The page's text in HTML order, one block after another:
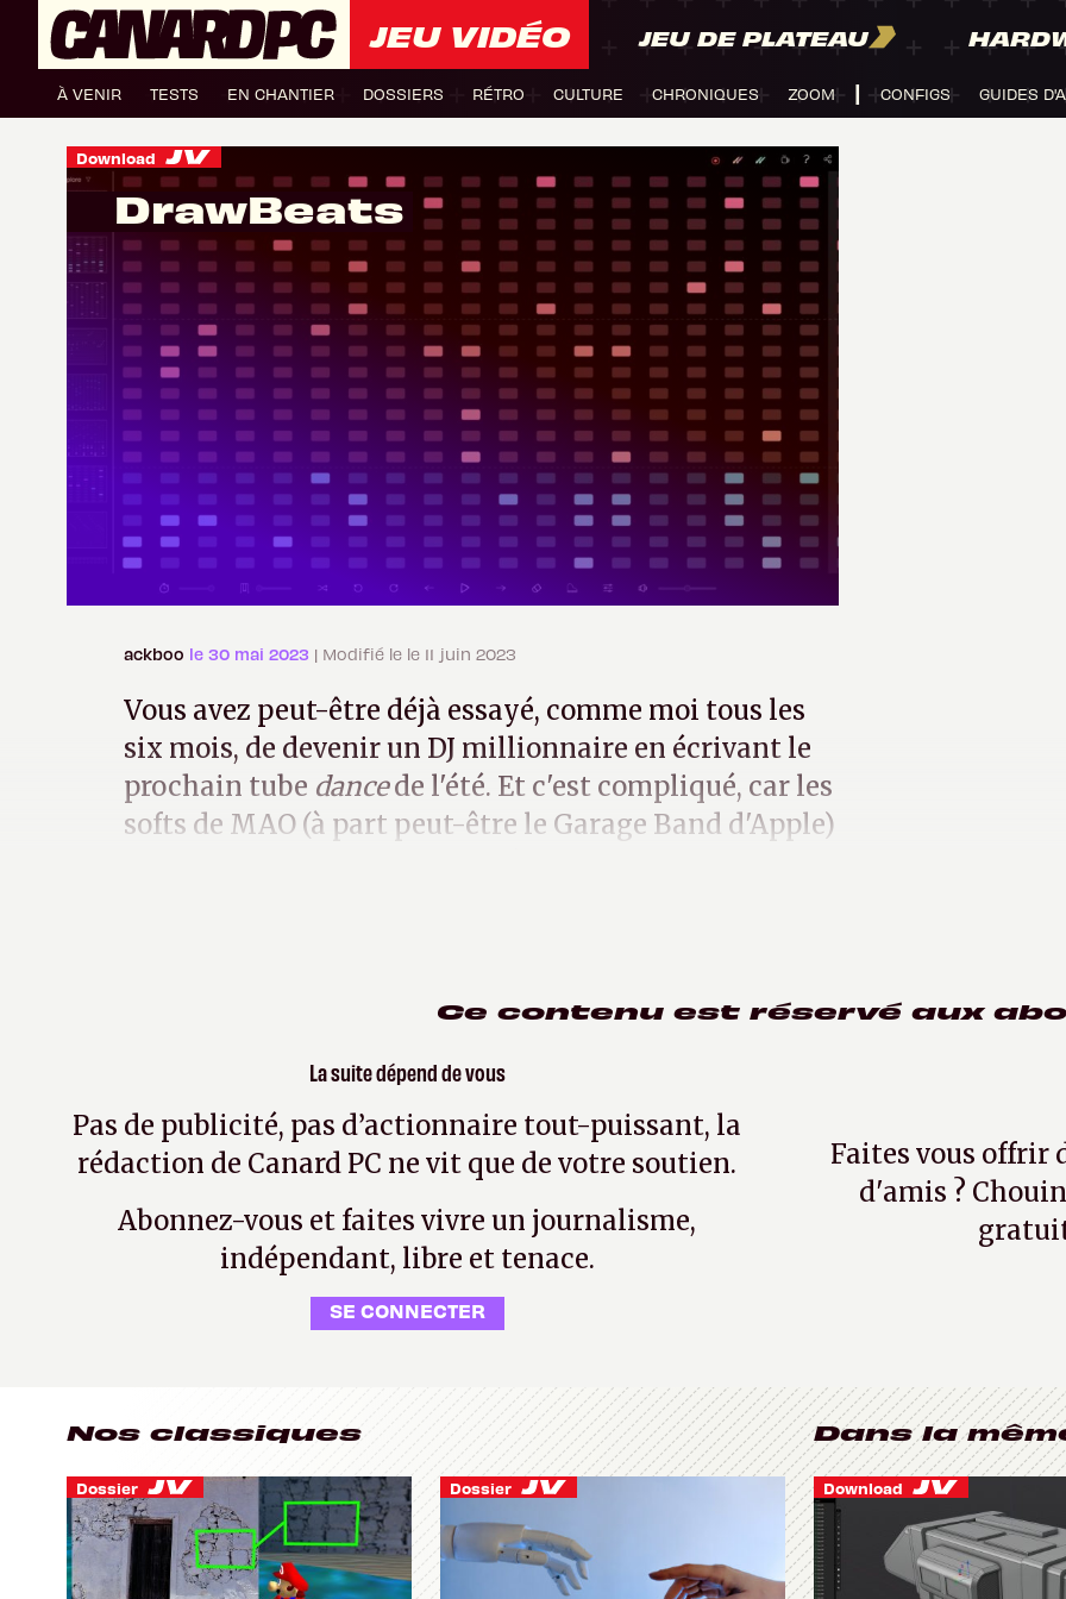
JEU VIDÉO JEU DE PLATEAU
À VENIR TESTS EN CHANTIER DOSSIERS RÉTRO CULTURE CHRONIQUES ZOOM CONFIGS GUIDES
Download
DrawBeats
ackboo le 30 mai 2023 | Modifié le le 11 juin 2023
Vous avez peut-être déjà essayé, comme moi tous les
six mois, de devenir un DJ millionnaire en écrivant le
prochain tube dancede l'été. Et c'est compliqué, car les
softs de MAO (à part peut-être le Garage Band d'Apple)
Ce contenu est réservé aux
La suite dépend de vous
Pas de publicité, pas d’actionnaire tout-puissant, la
rédaction de Canard PC ne vit que de votre soutien.
Abonnez-vous et faites vivre un journalisme,
indépendant, libre et tenace.
SE CONNECTER
Faites vous offrir
d'amis ?
Nos classiques
Dossier Dossier
Dans la
Download